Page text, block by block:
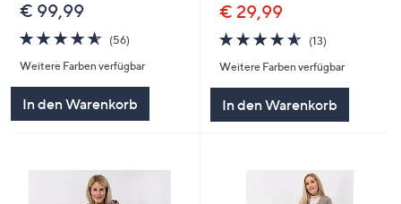
€ 99,99
4.6
von
5
(56)
Weitere Farben verfügbar
In den Warenkorb
€ 29,99
4.5
von
5
(13)
Weitere Farben verfügbar
In den Warenkorb